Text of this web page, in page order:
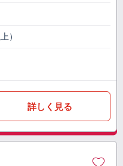
）
詳しく見る